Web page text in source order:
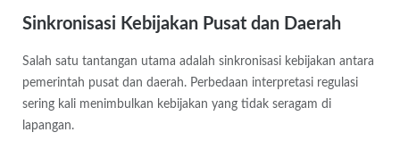
Sinkronisasi Kebijakan Pusat dan Daerah
Salah satu tantangan utama adalah sinkronisasi kebijakan antara
pemerintah pusat dan daerah. Perbedaan interpretasi regulasi
sering kali menimbulkan kebijakan yang tidak seragam di
lapangan.